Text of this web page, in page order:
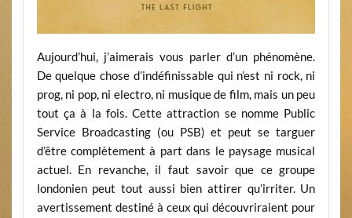
Aujourd’hui, j’aimerais vous parler d’un phénomène.
De quelque chose d’indéfinissable qui n’est ni rock, ni
prog, ni pop, ni electro, ni musique de film, mais un peu
tout ça à la fois. Cette attraction se nomme Public
Service Broadcasting (ou PSB) et peut se targuer
d’être complètement à part dans le paysage musical
actuel. En revanche, il faut savoir que ce groupe
londonien peut tout aussi bien attirer qu’irriter. Un
avertissement destiné à ceux qui découvriraient pour